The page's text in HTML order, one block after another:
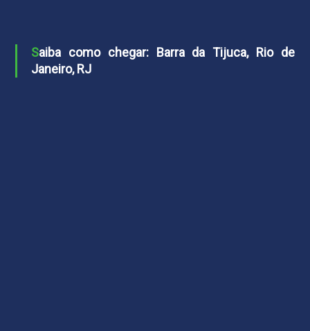
Saiba como chegar: Barra da Tijuca, Rio de
Janeiro, RJ